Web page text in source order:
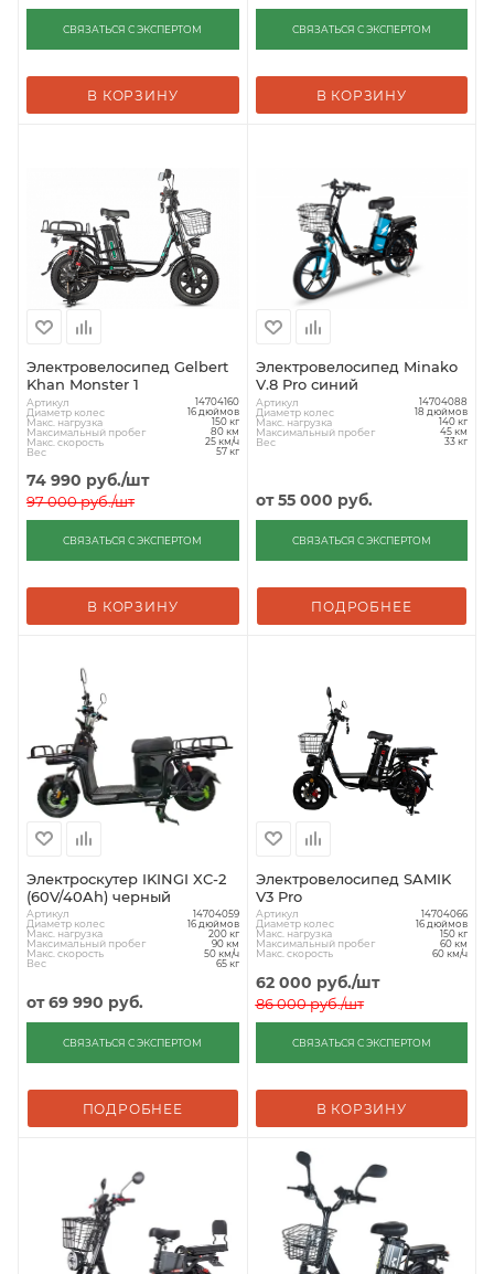
СВЯЗАТЬСЯ С ЭКСПЕРТОМ
В КОРЗИНУ
СВЯЗАТЬСЯ С ЭКСПЕРТОМ
В КОРЗИНУ
Электровелосипед Gelbert
Khan Monster 1
Артикул 14704160
Диаметр колес 16 дюймов
Макс. нагрузка 150 кг
Максимальный пробег 80 км
Макс. скорость 25 км/ч
Вес 57 кг
74 990 руб./шт
97 000руб./шт
СВЯЗАТЬСЯ С ЭКСПЕРТОМ
В КОРЗИНУ
Электровелосипед Minako
V.8 Pro синий
Артикул 14704088
Диаметр колес 18 дюймов
Макс. нагрузка 140 кг
Максимальный пробег 45 км
Вес 33 кг
от55 000 руб.
СВЯЗАТЬСЯ С ЭКСПЕРТОМ
ПОДРОБНЕЕ
Электроскутер IKINGI XC-2
(60V/40Ah) черный
Артикул 14704059
Диаметр колес 16 дюймов
Макс. нагрузка 200 кг
Максимальный пробег 90 км
Макс. скорость 50 км/ч
Вес 65 кг
от69 990 руб.
СВЯЗАТЬСЯ С ЭКСПЕРТОМ
ПОДРОБНЕЕ
Электровелосипед SAMIK
V3 Pro
Артикул 14704066
Диаметр колес 16 дюймов
Макс. нагрузка 150 кг
Максимальный пробег 60 км
Макс. скорость 60 км/ч
62 000 руб./шт
86 000руб./шт
СВЯЗАТЬСЯ С ЭКСПЕРТОМ
В КОРЗИНУ